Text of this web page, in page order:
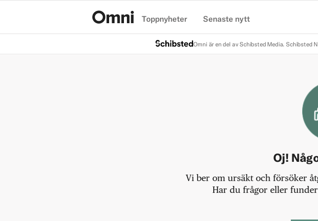
Toppnyheter Senaste nytt
Omni är en del av Schibsted Media. Schibsted
Oj!
Vi ber om ursäkt och försöker
Har du frågor eller